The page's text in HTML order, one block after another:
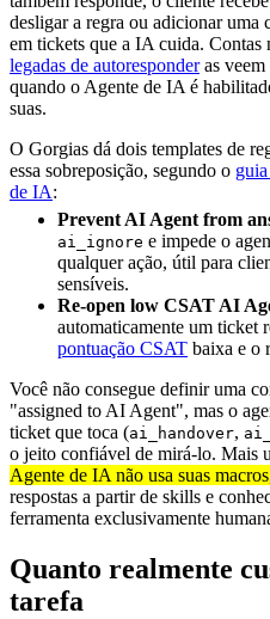
desligar a regra ou adicionar uma
em tickets que a IA cuida. Contas
legadas de autoresponderas veem
quando o Agente de IA é
suas.
O Gorgias dá dois templates de
essa sobreposição, segundo o
de IA:
Prevent AI Agent from
ai_ignore e impede o
qualquer ação, útil para
sensíveis.
Re-open low CSAT AI
automaticamente um ticket
pontuação CSAT baixa e o
Você não consegue definir uma
"assigned to AI Agent", mas o
ticket que toca (ai_handover,
o jeito confiável de mirá-lo. Mais
Agente de IA não usa suas
respostas a partir de skills e
ferramenta exclusivamente
Quanto realmente
tarefa